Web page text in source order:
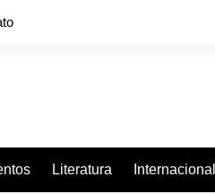
Literatura Internacional
nova fase na carreira: rock